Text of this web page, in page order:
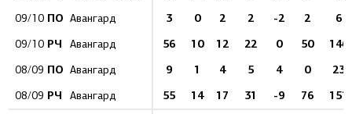
09/10 ПО Авангард 3 0 2 2 -2 2 6
09/10 РЧ Авангард 56 10 12 22 0 50 146
08/09 ПО Авангард 9 1 4 5 4 0 23
08/09 РЧ Авангард 55 14 17 31 -9 76 151